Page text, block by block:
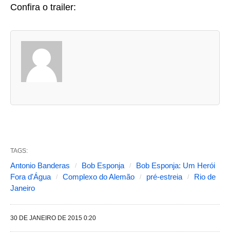
Confira o trailer:
a
s
s
g
u
TAGS:
Antonio Banderas Bob Esponja
Bob Esponja: Um Herói
Fora d'Água
Complexo do Alemão pré-estreia
Rio de
Janeiro
30 DE JANEIRO DE 2015 0:20